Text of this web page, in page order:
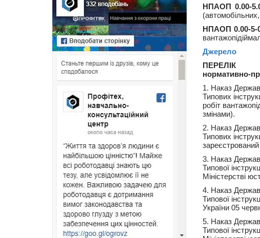
НПАОП 0.00-
НПАОП 0.00-5-
Джерело
ПЕРЕЛІК
нормативно-
1. Наказ
Типових
робіт
змінами).
2. Наказ
Типових
3. Наказ
Типової
Міністерстві
4. Наказ
Типової
України 05
5. Наказ
Типової